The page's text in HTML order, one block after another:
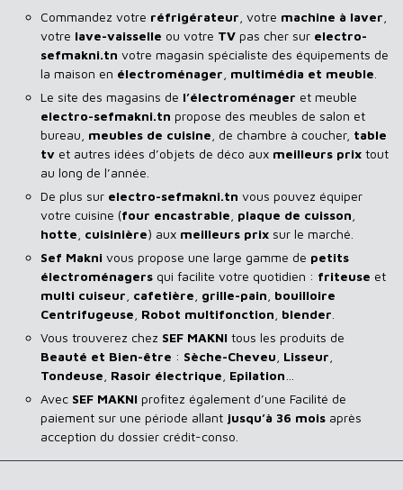
Commandez votre réfrigérateur , votre machine à laver
votre lave-vaisselle ou votre TV pas cher sur electro-
sefmakni.tn votre magasin spécialiste des équipements de
la maison en électroménager multimédia et meuble
Le site des magasins de l’électroménager et meuble
electro-sefmakni.tn propose des meubles de salon et
bureau, meubles de cuisine , de chambre à coucher, table
tv et autres idées d’objets de déco aux meilleurs prix tout
au long de l’année.
De plus sur electro-sefmakni.tn vous pouvez équiper
votre cuisine (four encastrable plaque de cuisson
hotte cuisinière) aux meilleurs prix sur le marché.
Sef Makni vous propose une large gamme de petits
électroménagers qui facilite votre quotidien : friteuse et
multi cuiseur cafetière grille-pain bouilloire
Centrifugeuse Robot multifonction blender
Vous trouverez chez SEF MAKNI tous les produits de
Beauté et Bien-être : Sèche-Cheveu Lisseur
Tondeuse Rasoir électrique Epilation
Avec SEF MAKNI profitez également d’une Facilité de
paiement sur une période allant jusqu’à 36 mois après
acception du dossier crédit-conso.